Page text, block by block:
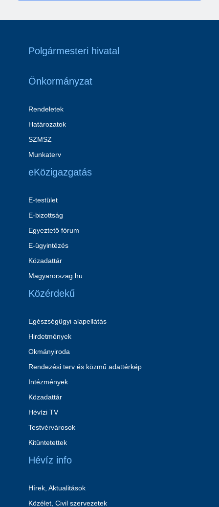
Polgármesteri hivatal
Önkormányzat
Rendeletek
Határozatok
SZMSZ
Munkaterv
eKözigazgatás
E-testület
E-bizottság
Egyeztető fórum
E-ügyintézés
Közadattár
Magyarorszag.hu
Közérdekű
Egészségügyi alapellátás
Hirdetmények
Okmányiroda
Rendezési terv és közmű adattérkép
Intézmények
Közadattár
Hévízi TV
Testvérvárosok
Kitüntetettek
Hévíz info
Hírek, Aktualitások
Közélet, Civil szervezetek